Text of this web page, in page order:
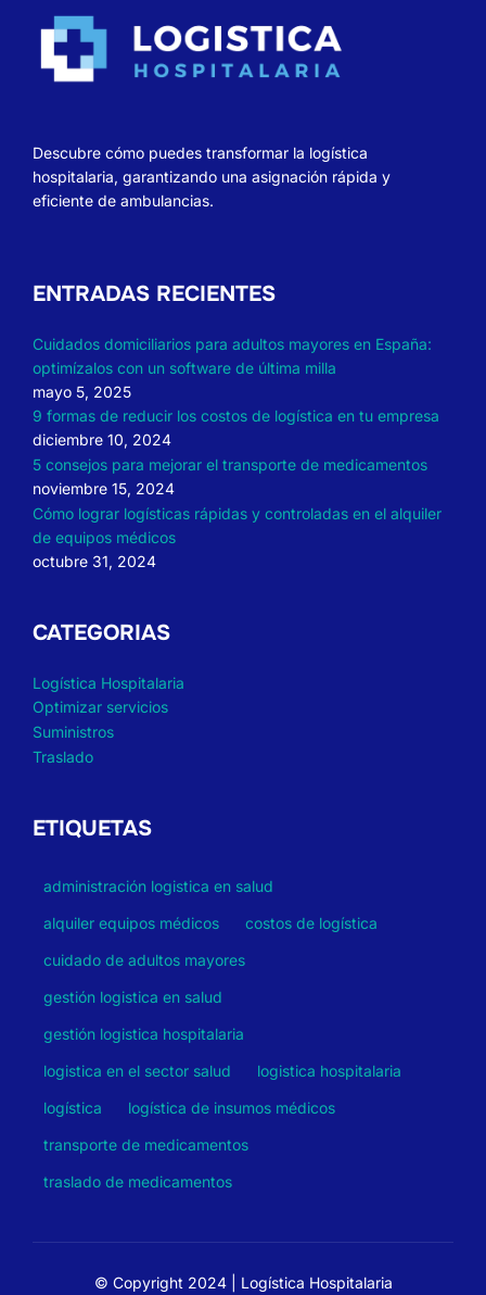
Descubre cómo puedes transformar la logística
hospitalaria, garantizando una asignación rápida y
eficiente de ambulancias.
ENTRADAS RECIENTES
Cuidados domiciliarios para adultos mayores en España:
optimízalos con un software de última milla
mayo 5, 2025
9 formas de reducir los costos de logística en tu empresa
diciembre 10, 2024
5 consejos para mejorar el transporte de medicamentos
noviembre 15, 2024
Cómo lograr logísticas rápidas y controladas en el alquiler
de equipos médicos
octubre 31, 2024
CATEGORIAS
Logística Hospitalaria
Optimizar servicios
Suministros
Traslado
ETIQUETAS
administración logistica en salud
alquiler equipos médicos
costos de logística
cuidado de adultos mayores
gestión logistica en salud
gestión logistica hospitalaria
logistica en el sector salud
logistica hospitalaria
logística
logística de insumos médicos
transporte de medicamentos
traslado de medicamentos
© Copyright 2024 | Logística Hospitalaria